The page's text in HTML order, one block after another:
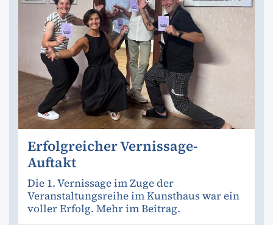
Erfolgreicher Vernissage-
Auftakt
Die 1. Vernissage im Zuge der
Veranstaltungsreihe im Kunsthaus war ein
voller Erfolg. Mehr im Beitrag.